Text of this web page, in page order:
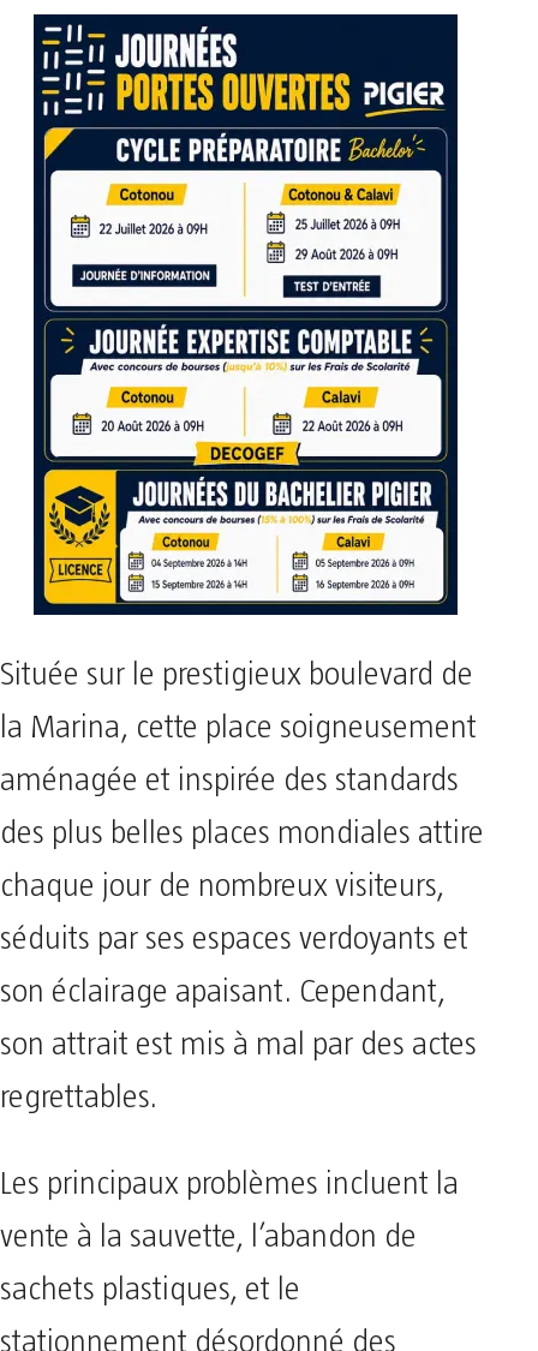
Située sur le prestigieux boulevard de
la Marina, cette place soigneusement
aménagée et inspirée des standards
des plus belles places mondiales attire
chaque jour de nombreux visiteurs,
séduits par ses espaces verdoyants et
son éclairage apaisant. Cependant,
son attrait est mis à mal par des actes
regrettables.
Les principaux problèmes incluent la
vente à la sauvette, l’abandon de
sachets plastiques, et le
stationnement désordonné des